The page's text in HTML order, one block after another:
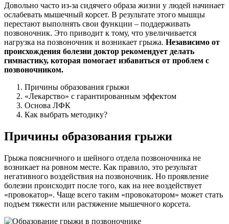
Довольно часто из-за сидячего образа жизни у людей начинает
ослабевать мышечный корсет. В результате этого мышцы
перестают выполнять свои функции – поддерживать
позвоночник. Это приводит к тому, что увеличивается
нагрузка на позвоночник и возникает грыжа. Независимо от
происхождения болезни доктор рекомендует делать
гимнастику, которая помогает избавиться от проблем с
позвоночником.
Причины образования грыжи
«Лекарство» с гарантированным эффектом
Основа ЛФК
Как выбрать методику?
Причины образования грыжи
Грыжа поясничного и шейного отдела позвоночника не
возникает на ровном месте. Как правило, это результат
негативного воздействия на позвоночник. Но проявление
болезни происходит после того, как на нее воздействует
«провокатор». Чаще всего таким «провокатором» может стать
подъем тяжести или растяжение мышечного корсета.